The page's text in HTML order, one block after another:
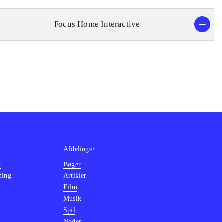
Focus Home Interactive
Afdelinger
Bøger
Artikler
Film
Musik
Spil